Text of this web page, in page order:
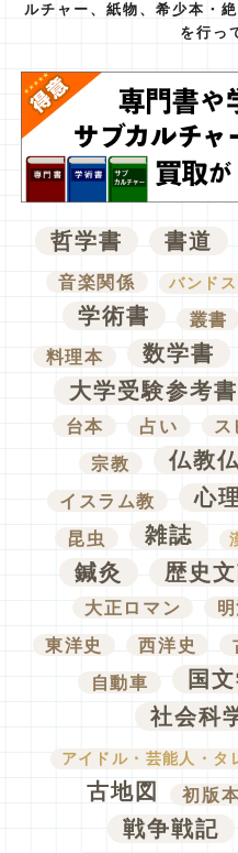
ルチャー、紙物、 希少本・
を行っ
哲学書 書道
音楽関係 バンド
学術書 叢書
料理本
数学書
大学受験参考書
台本
占い
宗教
仏教
イスラム教
心
昆虫 雑誌
鍼灸
歴史
大正ロマン
東洋史
西洋史
自動車 国
社会科
アイドル・芸能人・タ
古地図
初版本
戦争戦記